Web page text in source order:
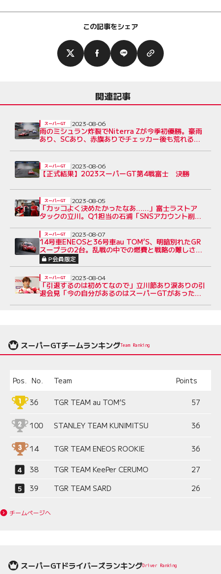
この記事をシェア
関連記事
雨のミシュラン炸裂でNiterra Zが今季初優勝。豪雨
あり、SCあり、赤旗ありでチェッカー後も荒れる
スーパーGT 2023-08-06
【正式結果】2023スーパーGT第4戦富士 決勝
スーパーGT 2023-08-06
「カッコよく決めたかったなあ……」富士ラストア
タックの立川。Q1担当の石浦「SNSアカウント削除
スーパーGT 2023-08-05
14号車ENEOSと36号車au TOM’S、明暗別れたGR
スープラの2台。乱戦の中での燃費と戦略の難しさ
【第4戦GT500決勝あと読み】
P会員限定
スーパーGT 2023-08-07
「引退するのは初めてなので」立川節あり涙ありの引
退会見「今の自分があるのはスーパーGTがあったか
スーパーGT 2023-08-04
スーパーGTチームランキングTeam Ranking
Pos. No. Team Points
36 TGR TEAM au TOM’S 57
100 STANLEY TEAM KUNIMITSU 36
14 TGR TEAM ENEOS ROOKIE 36
38 TGR TEAM KeePer CERUMO
27
39
TGR TEAM SARD 26
チームページへ
スーパーGTドライバーズランキングDriver Ranking